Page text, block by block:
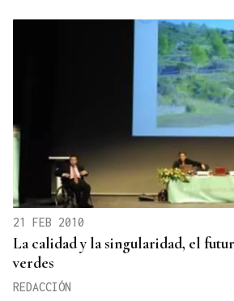
21 FEB 2010
La calidad y la singularidad, el
verdes
REDACCIÓN